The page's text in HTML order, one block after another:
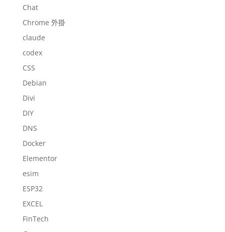
Chat
Chrome 外掛
claude
codex
CSS
Debian
Divi
DIY
DNS
Docker
Elementor
esim
ESP32
EXCEL
FinTech